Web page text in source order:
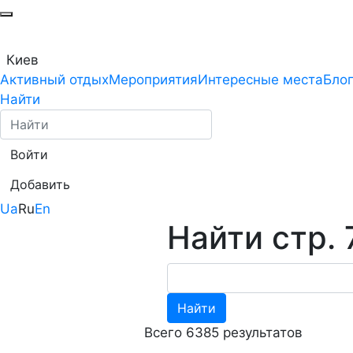
Киев
Активный отдыхМероприятияИнтересные местаБлог
Найти
Войти
Добавить
UaRuEn
Найти стр.
Найти
Всего 6385 результатов